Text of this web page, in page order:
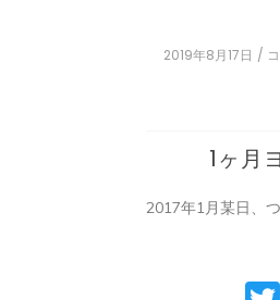
2019年8月17日 /
1ヶ月
2017年1月某日、